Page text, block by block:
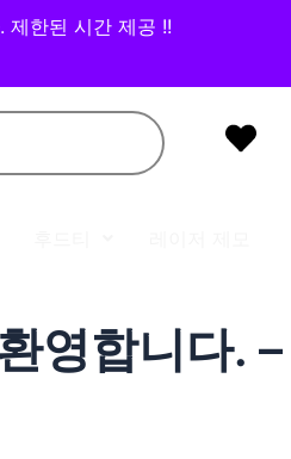
제한된 시간 제공 !!
합니다. –